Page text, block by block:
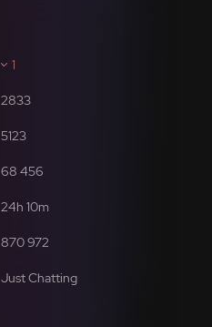
1
2833
5123
68 456
870 972
Just Chatting